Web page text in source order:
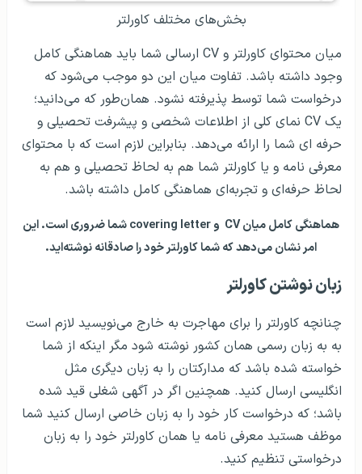
بخش‌های مختلف کاورلتر
میان محتوای کاورلتر و CV ارسالی شما باید هماهنگی کامل
وجود داشته باشد. تفاوت میان این دو موجب می‌شود که
درخواست شما توسط پذیرفته نشود. همان‌طور که می‌دانید؛
یک CV نمای کلی از اطلاعات شخصی و پیشرفت تحصیلی و
حرفه ای شما را ارائه می‌دهد. بنابراین لازم است که با محتوای
معرفی نامه‌ و یا کاورلتر شما هم به لحاظ تحصیلی و هم به
لحاظ حرفه‌ای و تجربه‌ای هماهنگی کامل داشته باشد.
هماهنگی کامل میان CV و covering letter شما ضروری است. این
امر نشان می‌دهد که شما کاورلتر خود را صادقانه نوشته‌اید.
زبان نوشتن کاورلتر
چنانچه کاورلتر را برای مهاجرت به خارج می‌نویسید لازم است
به به زبان رسمی همان کشور نوشته شود مگر اینکه از شما
خواسته شده باشد که مدارکتان را به زبان دیگری مثل
انگلیسی ارسال کنید. همچنین اگر در آگهی شغلی قید شده
باشد؛ که درخواست کار خود را به زبان خاصی ارسال کنید شما
موظف هستید معرفی نامه یا همان کاورلتر خود را به زبان
درخواستی تنظیم کنید.